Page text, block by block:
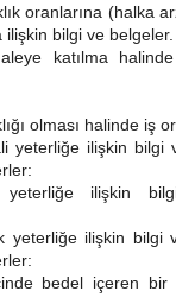
oranlarına (halka
bilgi ve belgeler.
katılma
olması halinde iş
yeterliğe ilişkin bilgi
ilişkin
yeterliğe ilişkin bilgi
bedel içeren bir